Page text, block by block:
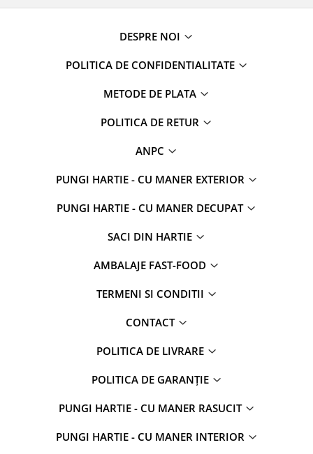
DESPRE NOI
POLITICA DE CONFIDENTIALITATE
METODE DE PLATA
POLITICA DE RETUR
ANPC
PUNGI HARTIE - CU MANER EXTERIOR
PUNGI HARTIE - CU MANER DECUPAT
SACI DIN HARTIE
AMBALAJE FAST-FOOD
TERMENI SI CONDITII
CONTACT
POLITICA DE LIVRARE
POLITICA DE GARANȚIE
PUNGI HARTIE - CU MANER RASUCIT
PUNGI HARTIE - CU MANER INTERIOR